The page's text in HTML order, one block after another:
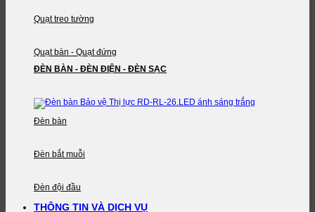
Quạt treo tường
Quạt bàn - Quạt đứng
ĐÈN BÀN - ĐÈN ĐIỆN - ĐÈN SẠC
Đèn bàn
Đèn bắt muỗi
Đèn đội đầu
THÔNG TIN VÀ DỊCH VỤ